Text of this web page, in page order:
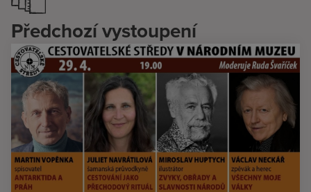
Předchozí vystoupení